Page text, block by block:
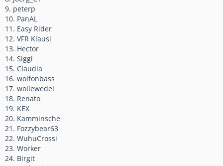
9. peterp
10. PanAL
11. Easy Rider
12. VFR Klausi
13. Hector
14. Siggi
15. Claudia
16. wolfonbass
17. wollewedel
18. Renato
19. KEX
20. Kamminsche
21. Fozzybear63
22. WuhuCrossi
23. Worker
24. Birgit